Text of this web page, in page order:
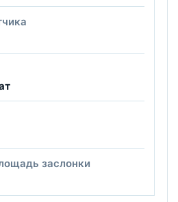
заслонки